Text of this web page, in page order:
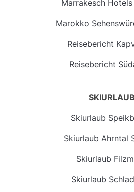
Marrakesch Hotels
Marokko
Reisebericht
Reisebericht
SKIURLAUB
Skiurlaub
Skiurlaub Ahrntal
Skiurlaub
Skiurlaub